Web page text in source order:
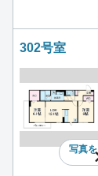
302号室
写真を